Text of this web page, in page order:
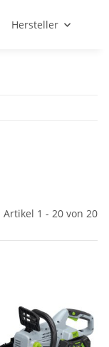
Hersteller
Artikel 1 - 20 von 20